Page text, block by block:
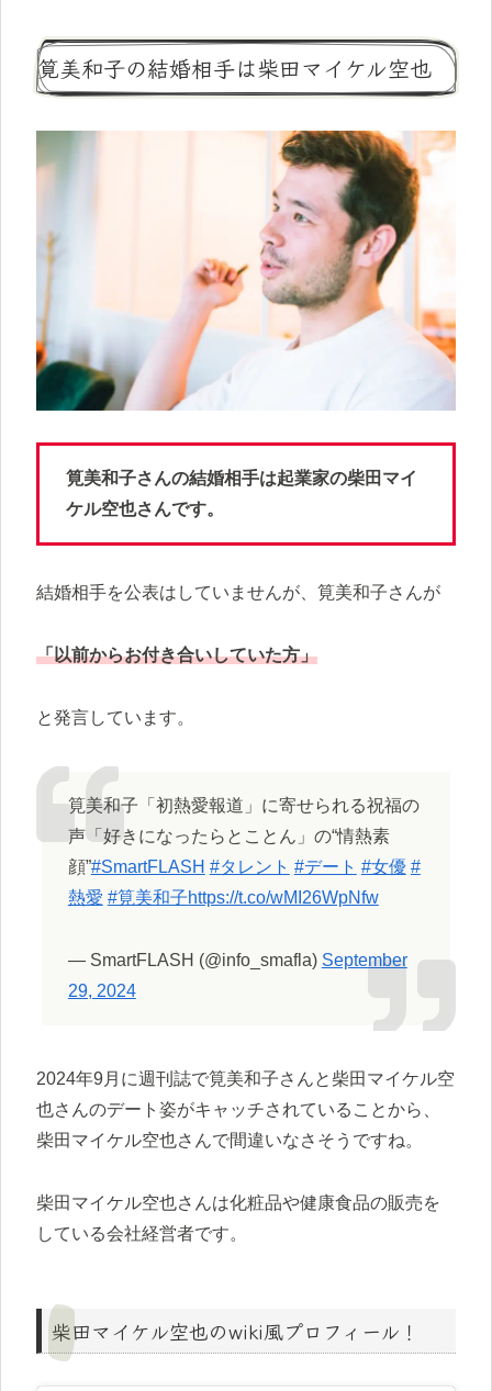
筧美和子の結婚相手は柴田マイケル空也
筧美和子さんの結婚相手は起業家の柴田マイ
ケル空也さんです。
結婚相手を公表はしていませんが、筧美和子さんが
「以前からお付き合いしていた方」
と発言しています。
筧美和子「初熱愛報道」に寄せられる祝福の
声「好きになったらとことん」の“情熱素
顔”#SmartFLASH #タレント #デート #女優 #
熱愛 #筧美和子https://t.co/wMI26WpNfw
— SmartFLASH (@info_smafla) September
29, 2024
2024年9月に週刊誌で筧美和子さんと柴田マイケル空
也さんのデート姿がキャッチされていることから、
柴田マイケル空也さんで間違いなさそうですね。
柴田マイケル空也さんは化粧品や健康食品の販売を
している会社経営者です。
柴田マイケル空也のwiki風プロフィール！